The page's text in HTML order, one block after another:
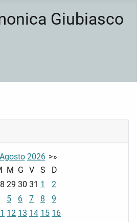
Giubiasco
Agosto 2026 >»
M G V S
D
29 30 31 1
2
5 6 7 8
9
12 13 14 15 16